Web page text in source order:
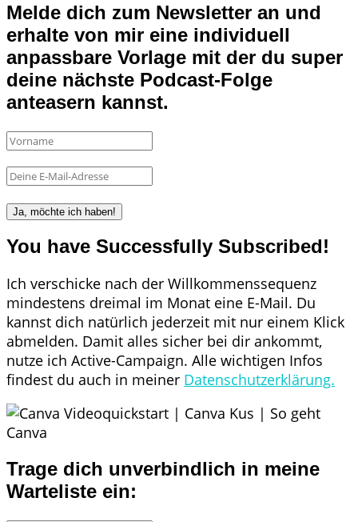
Melde dich zum Newsletter an und
erhalte von mir eine individuell
anpassbare Vorlage mit der du super
deine nächste Podcast-Folge
anteasern kannst.
Ja, möchte ich haben!
You have Successfully Subscribed!
Ich verschicke nach der Willkommenssequenz
mindestens dreimal im Monat eine E-Mail. Du
kannst dich natürlich jederzeit mit nur einem Klick
abmelden. Damit alles sicher bei dir ankommt,
nutze ich Active-Campaign. Alle wichtigen Infos
findest du auch in meiner Datenschutzerklärung.
Trage dich unverbindlich in meine
Warteliste ein: